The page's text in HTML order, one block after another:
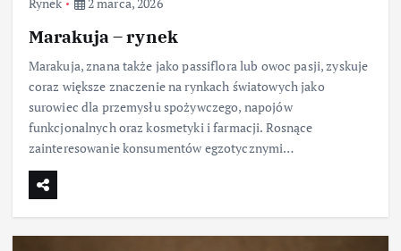
Marakuja – rynek
Marakuja, znana także jako passiflora lub owoc pasji, zyskuje
coraz większe znaczenie na rynkach światowych jako
surowiec dla przemysłu spożywczego, napojów
funkcjonalnych oraz kosmetyki i farmacji. Rosnące
zainteresowanie konsumentów egzotycznymi…